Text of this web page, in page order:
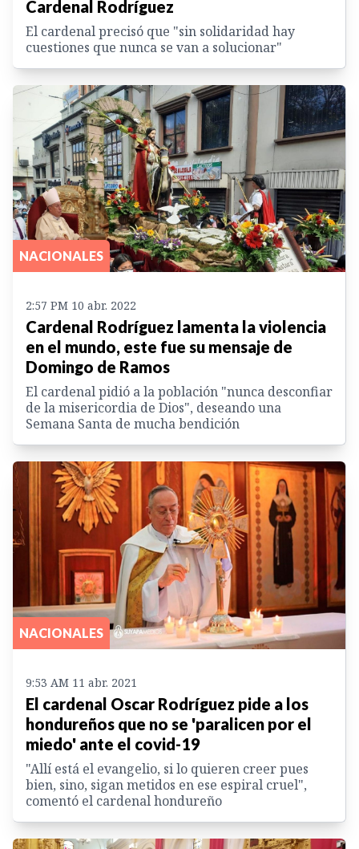
Cardenal Rodríguez
El cardenal precisó que "sin solidaridad hay
cuestiones que nunca se van a solucionar"
NACIONALES
2:57 PM 10 abr. 2022
Cardenal Rodríguez lamenta la violencia
en el mundo, este fue su mensaje de
Domingo de Ramos
El cardenal pidió a la población "nunca desconfiar
de la misericordia de Dios", deseando una
Semana Santa de mucha bendición
NACIONALES
9:53 AM 11 abr. 2021
El cardenal Oscar Rodríguez pide a los
hondureños que no se 'paralicen por el
miedo' ante el covid-19
"Allí está el evangelio, si lo quieren creer pues
bien, sino, sigan metidos en ese espiral cruel",
comentó el cardenal hondureño